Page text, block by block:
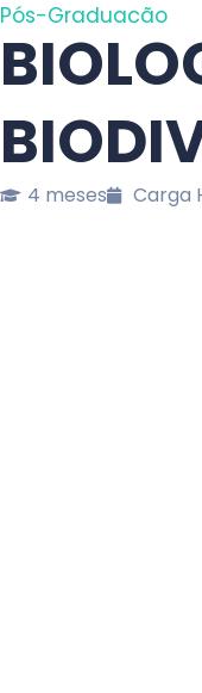
Pós-Graduação
4 meses Carga